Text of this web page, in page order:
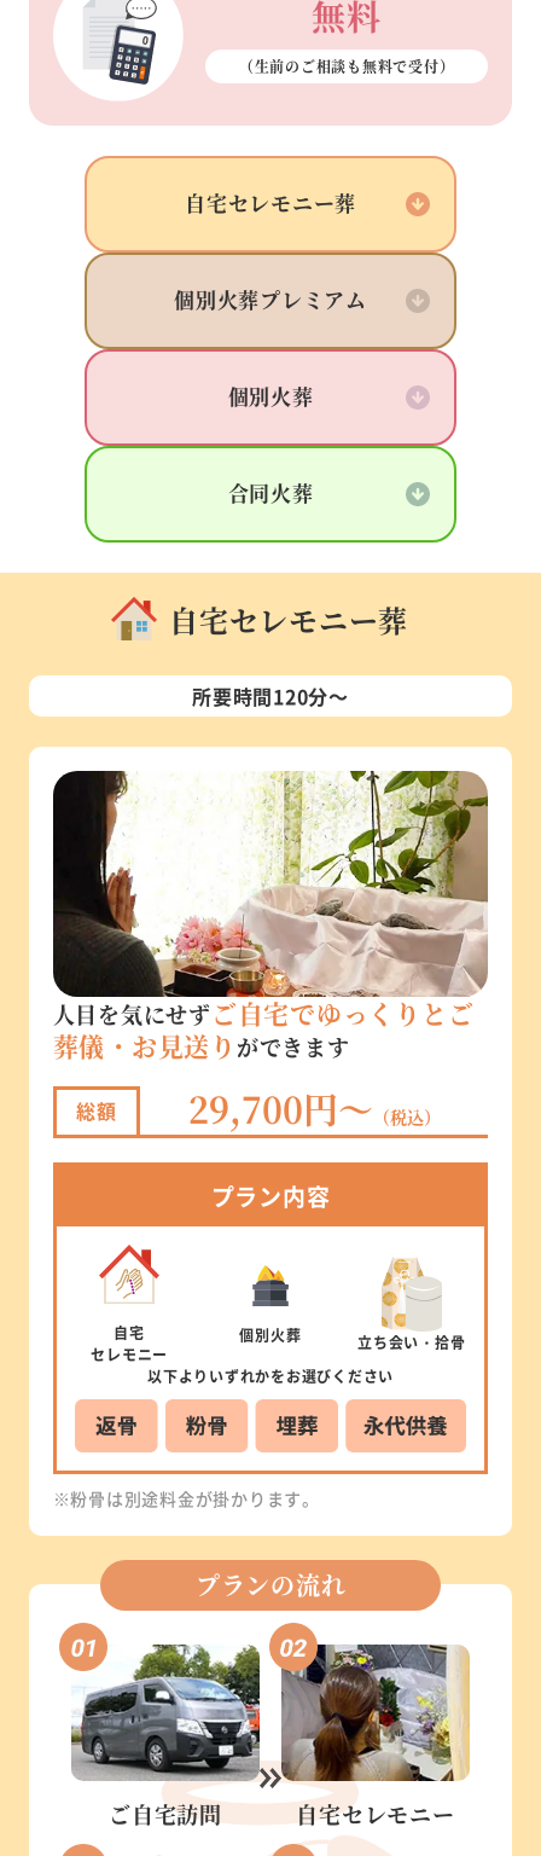
無料
（生前のご相談も無料で受付）
自宅セレモニー葬
個別火葬プレミアム
個別火葬
合同火葬
自宅セレモニー葬
所要時間120分～
人目を気にせずご自宅でゆっくりとご
葬儀・お見送り ができます
総額 29,700円～ （税込）
プラン内容
自宅
セレモニー
個別火葬 立ち会い ・拾骨
以下より いずれかをお選びください
※粉骨は別途料金が掛かります。
プランの流れ
ご自宅訪問 自宅セレモニー